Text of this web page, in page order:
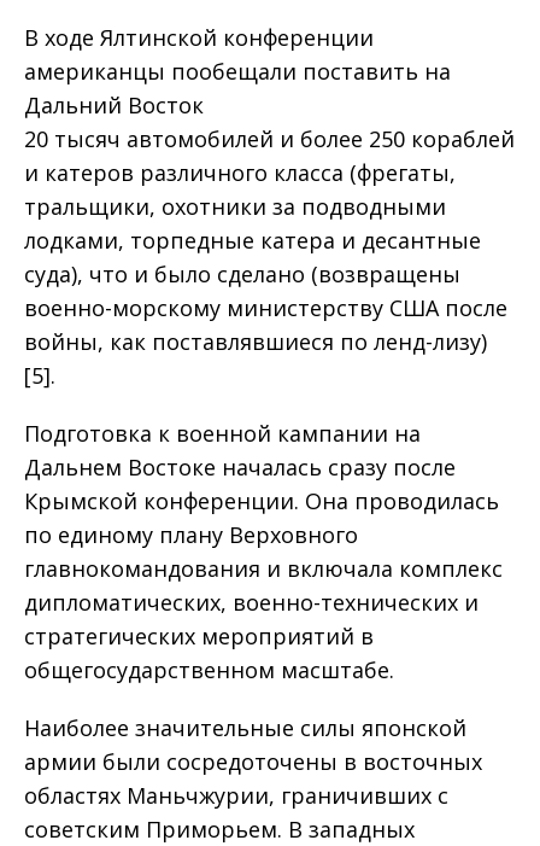
В ходе Ялтинской конференции
американцы пообещали поставить на
Дальний Восток
20 тысяч автомобилей и более 250 кораблей
и катеров различного класса (фрегаты,
тральщики, охотники за подводными
лодками, торпедные катера и десантные
суда), что и было сделано (возвращены
военно-морскому министерству США после
войны, как поставлявшиеся по ленд-лизу)
[5].
Подготовка к военной кампании на
Дальнем Востоке началась сразу после
Крымской конференции. Она проводилась
по единому плану Верховного
главнокомандования и включала комплекс
дипломатических, военно-технических и
стратегических мероприятий в
общегосударственном масштабе.
Наиболее значительные силы японской
армии были сосредоточены в восточных
областях Маньчжурии, граничивших с
советским Приморьем. В западных